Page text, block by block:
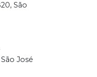
São
José